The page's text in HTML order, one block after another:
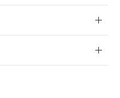
登録
ました。
庫切替を完了
ことがない限
しておりま